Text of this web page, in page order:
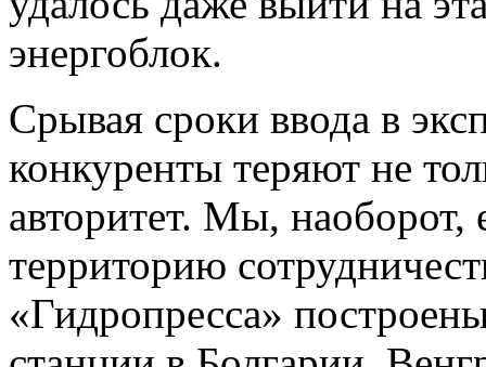
энергоблок.
Срывая сроки ввода в
конкуренты теряют не
авторитет. Мы,
территорию
«Гидропресса»